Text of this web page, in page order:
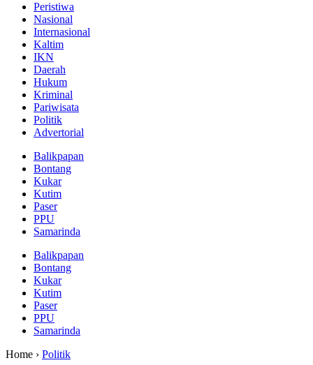
Peristiwa
Nasional
Internasional
Kaltim
IKN
Daerah
Hukum
Kriminal
Pariwisata
Politik
Advertorial
Balikpapan
Bontang
Kukar
Kutim
Paser
PPU
Samarinda
Balikpapan
Bontang
Kukar
Kutim
Paser
PPU
Samarinda
Home › Politik